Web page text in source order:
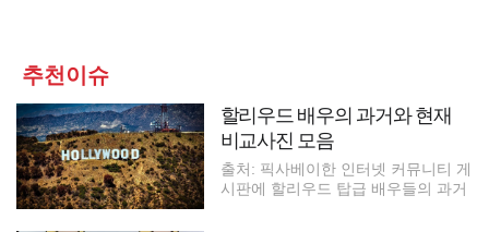
추천이슈
할리우드 배우의 과거와 현재
비교사진 모음
출처: 픽사베이한 인터넷 커뮤니티 게
시판에 할리우드 탑급 배우들의 과거